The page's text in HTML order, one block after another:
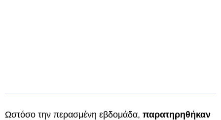
Ωστόσο την περασμένη εβδομάδα, παρατηρηθήκαν